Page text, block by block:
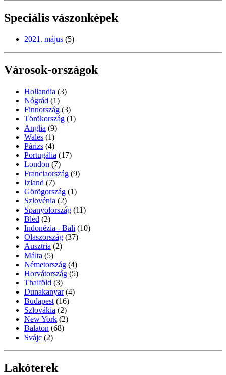
Speciális vászonképek
2021. május (5)
Városok-országok
Hollandia (3)
Nógrád (1)
Finnország (3)
Törökország (1)
Anglia (9)
Wales (1)
Párizs (4)
Portugália (17)
London (7)
Franciaország (9)
Izland (7)
Görögország (1)
Szlovénia (2)
Spanyolország (11)
Bled (2)
Indonézia - Bali (10)
Olaszország (37)
Ausztria (2)
Málta (5)
Németország (4)
Horvátország (5)
Thaiföld (3)
Dunakanyar (4)
Budapest (16)
Szlovákia (2)
New York (2)
Balaton (68)
Svájc (2)
Lakóterek